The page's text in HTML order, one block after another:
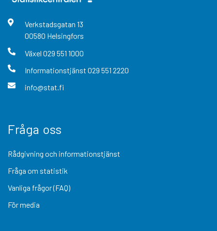
Verkstadsgatan 13
00580 Helsingfors
Växel 029 551 1000
Informationstjänst 029 551 2220
info@stat.fi
Fråga oss
Rådgivning och informationstjänst
Fråga om statistik
Vanliga frågor (FAQ)
För media